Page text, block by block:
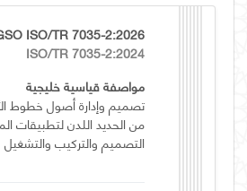
ISO/TR 7035-2:2026
ISO/TR 7035-2:2024
مواصفة قياسية خليجية
تصميم وإدارة أصول خطوط
التصميم والتركيب والتشغيل